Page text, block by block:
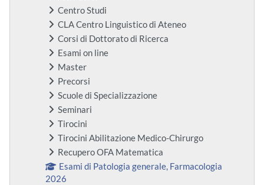
Centro Studi
CLA Centro Linguistico di Ateneo
Corsi di Dottorato di Ricerca
Esami on line
Master
Precorsi
Scuole di Specializzazione
Seminari
Tirocini
Tirocini Abilitazione Medico-Chirurgo
Recupero OFA Matematica
Esami di Patologia generale, Farmacologia
2026